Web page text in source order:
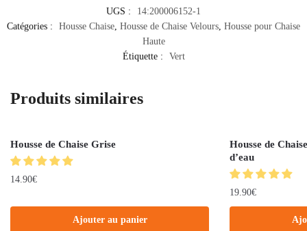
UGS :
14:200006152-1
Catégories :
Housse Chaise Housse de Chaise Velours Housse pour Chaise
Haute
Étiquette :
Vert
Produits similaires
Housse de Chaise Grise
14.90€
Ajouter au panier
Housse de
d’eau
19.90€